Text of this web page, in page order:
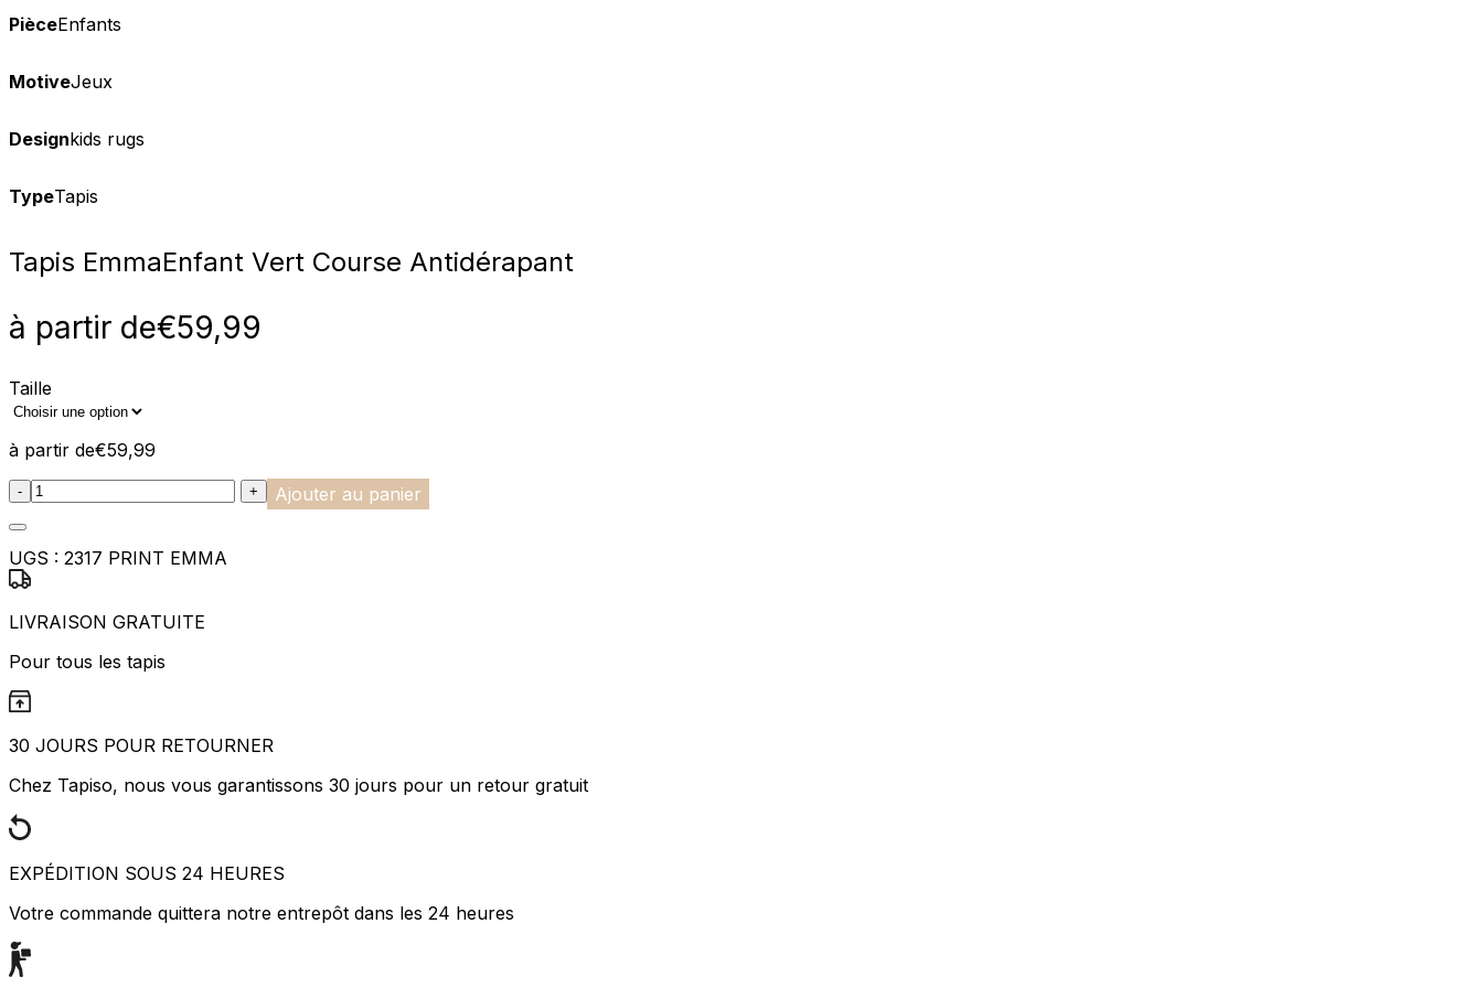
PièceEnfants
MotiveJeux
Designkids rugs
TypeTapis
Tapis EmmaEnfant Vert Course Antidérapant
à partir de€59,99
Taille
à partir de€59,99
:product_name quantity
- + Ajouter au panier
UGS : 2317 PRINT EMMA
LIVRAISON GRATUITE
Pour tous les tapis
30 JOURS POUR RETOURNER
Chez Tapiso, nous vous garantissons 30 jours pour un retour gratuit
EXPÉDITION SOUS 24 HEURES
Votre commande quittera notre entrepôt dans les 24 heures